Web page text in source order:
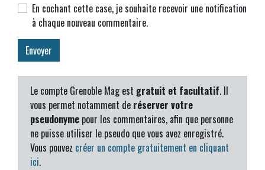
En cochant cette case, je souhaite recevoir une notification
à chaque nouveau commentaire.
Le compte Grenoble Mag est gratuit et facultatif. Il
vous permet notamment de réserver votre
pseudonyme pour les commentaires, afin que personne
ne puisse utiliser le pseudo que vous avez enregistré.
Vous pouvez créer un compte gratuitement en cliquant
ici.